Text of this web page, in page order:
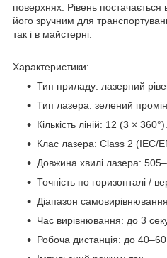
поверхнях. Рівень
його зручним для
так і в майстерні.
Характеристики:
Тип приладу: лазерний
Тип лазера: зелений
Кількість ліній: 12 (3 × 360°).
Клас лазера: Class 2 (IEC/
Довжина хвилі лазера:
Точність по горизонталі /
Діапазон
Час вирівнювання: до 3
Робоча дистанція: до